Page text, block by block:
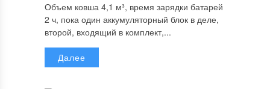
Объем ковша 4,1 м³, время зарядки батарей
2 ч, пока один аккумуляторный блок в деле,
второй, входящий в комплект,...
Далее